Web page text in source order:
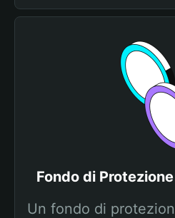
Fondo di
Un fondo di